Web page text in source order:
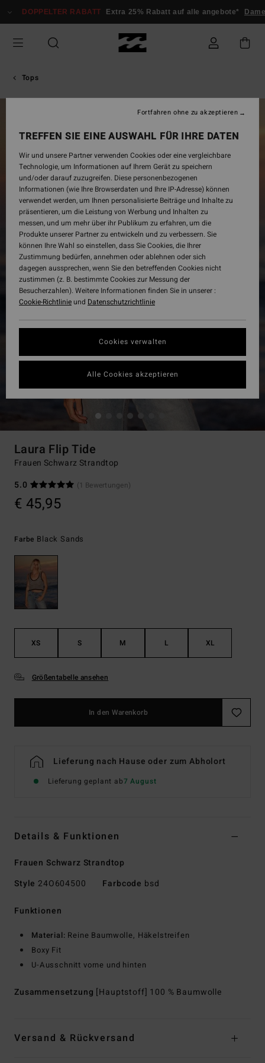
zur
springen
DOPPELTER RABATT Extra 25% Rabatt auf alle angebote* Damen
Tops
Laura Flip Tide
Frauen Schwarz Strandtop
5.0
(1 Bewertungen)
€ 45,95
Farbe Black Sands
XS S M L XL
Größentabelle ansehen
In den Warenkorb
Lieferung nach Hause oder zum Abholort
Lieferung geplant ab7 August
Details & Funktionen
Frauen Schwarz Strandtop
Style 24O604500 Farbcode bsd
Funktionen
Material: Reine Baumwolle, Häkelstreifen
Boxy Fit
U-Ausschnitt vorne und hinten
Zusammensetzung [Hauptstoff] 100 % Baumwolle
Versand & Rückversand
TREFFEN SIE EINE AUSWAHL FÜR IHRE DATEN
Wir und unsere Partner verwenden Cookies oder eine vergleichbare
Technologie, um Informationen auf Ihrem Gerät zu speichern
und/oder darauf zuzugreifen. Diese personenbezogenen
Informationen (wie Ihre Browserdaten und Ihre IP-Adresse) können
verwendet werden, um Ihnen personalisierte Beiträge und Inhalte zu
präsentieren, um die Leistung von Werbung und Inhalten zu
messen, und um mehr über ihr Publikum zu erfahren, um die
Produkte unserer Partner zu entwickeln und zu verbessern. Sie
können Ihre Wahl so einstellen, dass Sie Cookies, die Ihrer
Zustimmung bedürfen, annehmen oder ablehnen oder sich
dagegen aussprechen, wenn Sie den betreffenden Cookies nicht
zustimmen (z. B. bestimmte Cookies zur Messung der
Besucherzahlen). Weitere Informationen finden Sie in unserer :
Cookie-Richtlinieund Datenschutzrichtlinie
Cookies verwalten
Fortfahren ohne zu akzeptieren
Alle Cookies akzeptieren